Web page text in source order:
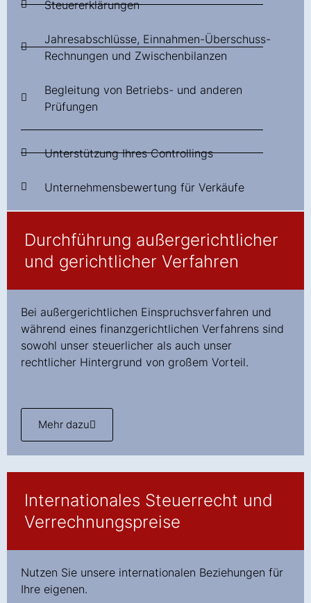
Steuererklärungen
Jahresabschlüsse, Einnahmen-Überschuss-
Rechnungen und Zwischenbilanzen
Begleitung von Betriebs- und anderen
Prüfungen
Unterstützung Ihres Controllings
Unternehmensbewertung für Verkäufe
Durchführung außergerichtlicher
und gerichtlicher Verfahren
Bei außergerichtlichen Einspruchsverfahren und
während eines finanzgerichtlichen Verfahrens sind
sowohl unser steuerlicher als auch unser
rechtlicher Hintergrund von großem Vorteil.
Mehr dazu
Internationales Steuerrecht und
Verrechnungspreise​
Nutzen Sie unsere internationalen Beziehungen für
Ihre eigenen.